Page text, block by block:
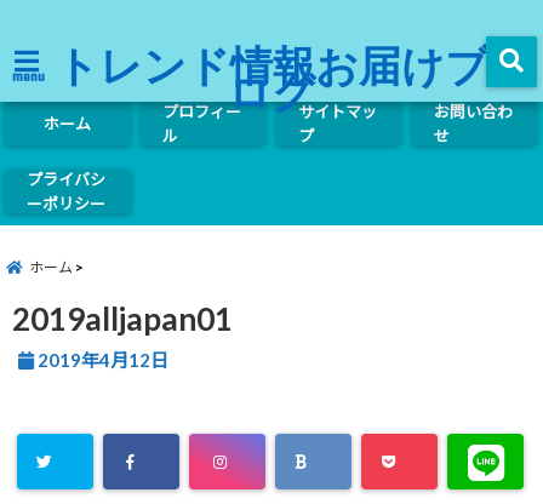
menu トレンド情報お届けブ
ログ
ホーム
プロフィー
ル
サイトマッ
プ
お問い合わ
せ
プライバシ
ーポリシー
ホーム
2019alljapan01
2019年4月12日